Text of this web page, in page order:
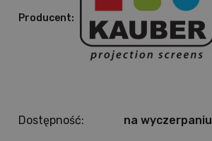
Producent:
Dostępność: na wyczerpaniu